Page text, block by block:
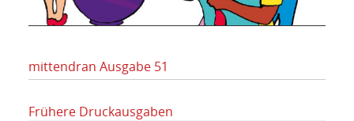
mittendran Ausgabe 51
Frühere Druckausgaben